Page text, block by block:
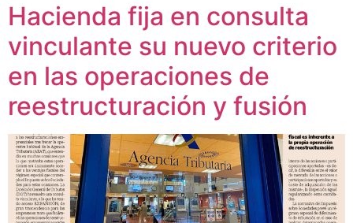
Hacienda fija en consulta
vinculante su nuevo criterio
en las operaciones de
reestructuración y fusión